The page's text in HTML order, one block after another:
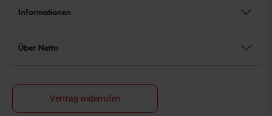
Informationen
Über Netto
Vertrag widerrufen